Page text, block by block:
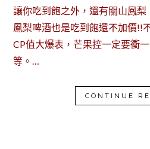
讓你吃到飽之外，還有關山鳳梨
鳳梨啤酒也是吃到飽還不加價!!
CP值大爆表，芒果控一定要衝
等。…
CONTINUE